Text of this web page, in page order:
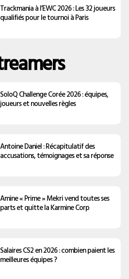
Trackmania à l’EWC 2026 : Les 32 joueurs
qualifiés pour le tournoi à Paris
SoloQ Challenge Corée 2026 : équipes,
joueurs et nouvelles règles
Antoine Daniel : Récapitulatif des
accusations, témoignages et sa réponse
Amine « Prime » Mekri vend toutes ses
parts et quitte la Karmine Corp
Salaires CS2 en 2026 : combien paient les
meilleures équipes ?